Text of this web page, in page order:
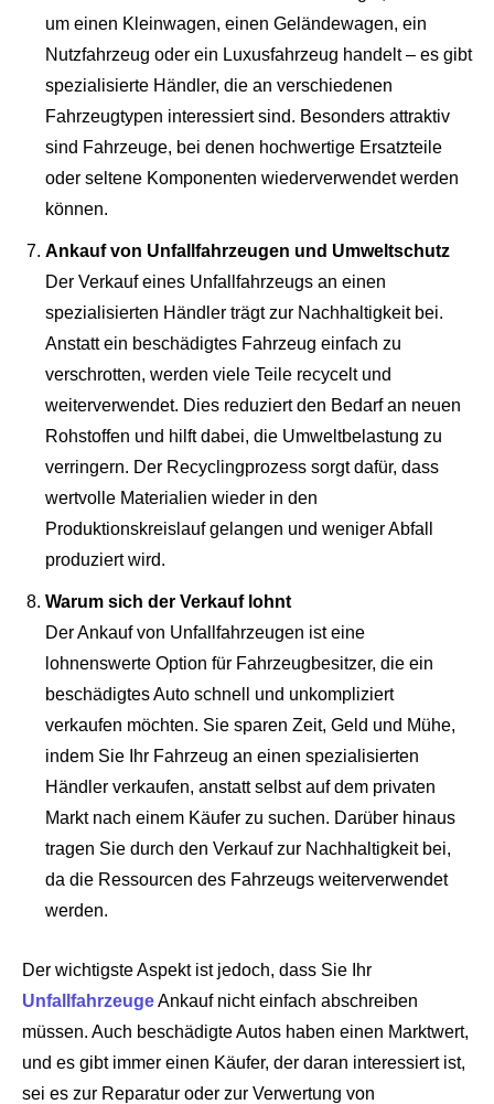
um einen Kleinwagen, einen Geländewagen, ein
Nutzfahrzeug oder ein Luxusfahrzeug handelt – es gibt
spezialisierte Händler, die an verschiedenen
Fahrzeugtypen interessiert sind. Besonders attraktiv
sind Fahrzeuge, bei denen hochwertige Ersatzteile
oder seltene Komponenten wiederverwendet werden
können.
Ankauf von Unfallfahrzeugen und Umweltschutz
Der Verkauf eines Unfallfahrzeugs an einen
spezialisierten Händler trägt zur Nachhaltigkeit bei.
Anstatt ein beschädigtes Fahrzeug einfach zu
verschrotten, werden viele Teile recycelt und
weiterverwendet. Dies reduziert den Bedarf an neuen
Rohstoffen und hilft dabei, die Umweltbelastung zu
verringern. Der Recyclingprozess sorgt dafür, dass
wertvolle Materialien wieder in den
Produktionskreislauf gelangen und weniger Abfall
produziert wird.
Warum sich der Verkauf lohnt
Der Ankauf von Unfallfahrzeugen ist eine
lohnenswerte Option für Fahrzeugbesitzer, die ein
beschädigtes Auto schnell und unkompliziert
verkaufen möchten. Sie sparen Zeit, Geld und Mühe,
indem Sie Ihr Fahrzeug an einen spezialisierten
Händler verkaufen, anstatt selbst auf dem privaten
Markt nach einem Käufer zu suchen. Darüber hinaus
tragen Sie durch den Verkauf zur Nachhaltigkeit bei,
da die Ressourcen des Fahrzeugs weiterverwendet
werden.
Der wichtigste Aspekt ist jedoch, dass Sie Ihr
UnfallfahrzeugeAnkauf nicht einfach abschreiben
müssen. Auch beschädigte Autos haben einen Marktwert,
und es gibt immer einen Käufer, der daran interessiert ist,
sei es zur Reparatur oder zur Verwertung von